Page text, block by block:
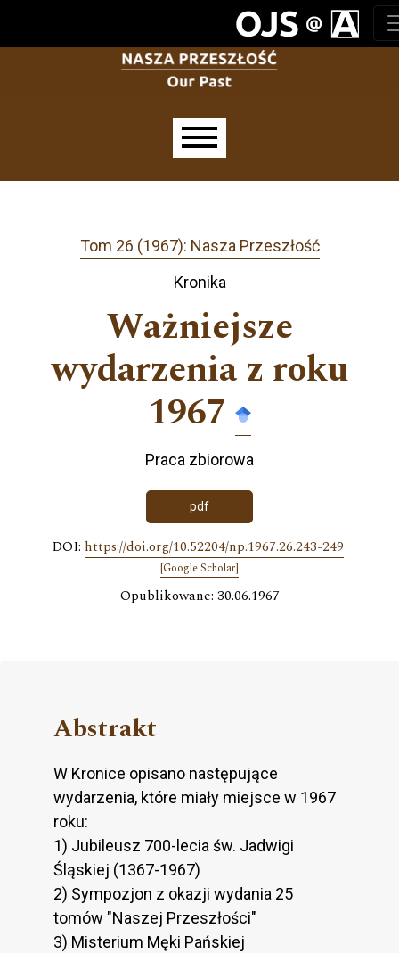
Tom 26 (1967): Nasza Przeszłość
Kronika
Ważniejsze
wydarzenia z roku
1967
Praca zbiorowa
pdf
DOI: https://doi.org/10.52204/np.1967.26.243-249
[Google Scholar]
Opublikowane: 30.06.1967
Abstrakt
W Kronice opisano następujące
wydarzenia, które miały miejsce w 1967
roku:
1) Jubileusz 700-lecia św. Jadwigi
Śląskiej (1367-1967)
2) Sympozjon z okazji wydania 25
tomów "Naszej Przeszłości"
3) Misterium Męki Pańskiej